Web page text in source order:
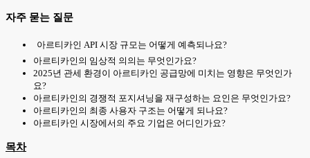
자주 묻는 질문
아르티카인 API 시장 규모는 어떻게 예측되나요?
아르티카인의 임상적 의의는 무엇인가요?
2025년 관세 환경이 아르티카인 공급망에 미치는 영향은 무엇인가
요?
아르티카인의 경쟁적 포지셔닝을 재구성하는 요인은 무엇인가요?
아르티카인의 최종 사용자 구조는 어떻게 되나요?
아르티카인 시장에서의 주요 기업은 어디인가요?
목차